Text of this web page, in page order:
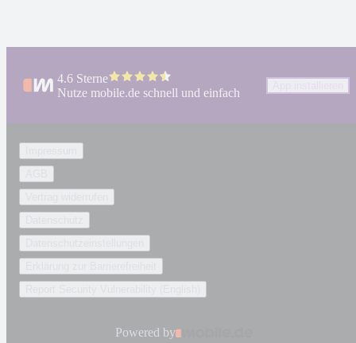
4.6 Sterne
Nutze mobile.de schnell und einfach
Powered by